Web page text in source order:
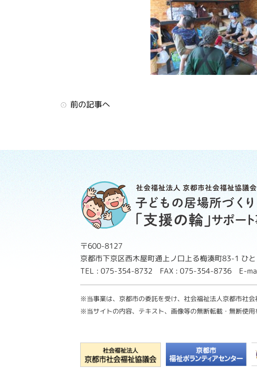
前の記事へ
〒600-8127
京都市下京区西木屋町通上ノ口上る梅湊町83-1 ひ
TEL : 075-354-8732 FAX : 075-354-8736 E-
※当事業は、京都市の委託を受け、社会福祉法人京都市社会
※当サイトの内容、テキスト、画像等の無断転載・無断使用